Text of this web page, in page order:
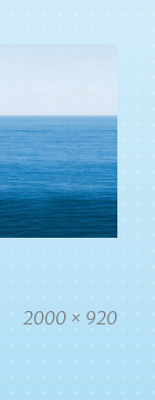
Volle
2000 × 920